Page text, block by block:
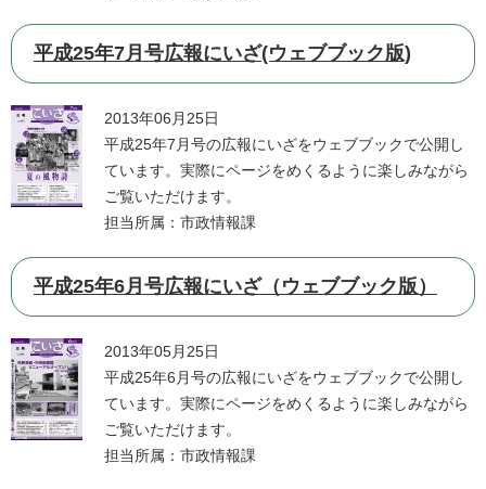
平成25年7月号広報にいざ(ウェブブック版)
2013年06月25日
平成25年7月号の広報にいざをウェブブックで公開し
ています。実際にページをめくるように楽しみながら
ご覧いただけます。
担当所属：市政情報課
平成25年6月号広報にいざ（ウェブブック版）
2013年05月25日
平成25年6月号の広報にいざをウェブブックで公開し
ています。実際にページをめくるように楽しみながら
ご覧いただけます。
担当所属：市政情報課